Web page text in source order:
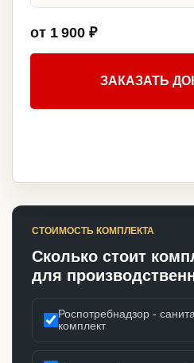
от 1 900 ₽
ЗАКАЗАТЬ
СТОИМОСТЬ КОМПЛЕКТА
Сколько стоит
для
Роспотребнадзор -
комплект